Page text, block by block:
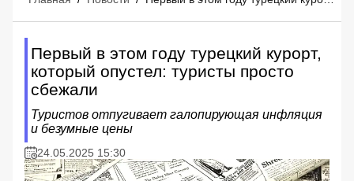
Первый в этом году турецкий курорт,
который опустел: туристы просто
сбежали
Туристов отпугивает галопирующая инфляция
и безумные цены
24.05.2025 15:30